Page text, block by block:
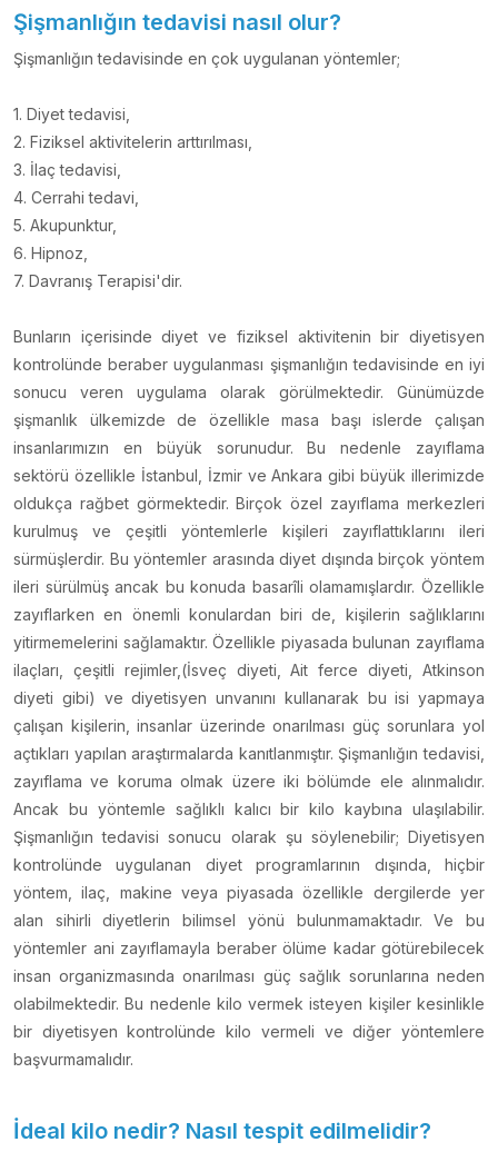
Şişmanlığın tedavisi nasıl olur?
Şişmanlığın tedavisinde en çok uygulanan yöntemler;
1. Diyet tedavisi,
2. Fiziksel aktivitelerin arttırılması,
3. İlaç tedavisi,
4. Cerrahi tedavi,
5. Akupunktur,
6. Hipnoz,
7. Davranış Terapisi'dir.
Bunların içerisinde diyet ve fiziksel aktivitenin bir diyetisyen
kontrolünde beraber uygulanması şişmanlığın tedavisinde en iyi
sonucu veren uygulama olarak görülmektedir. Günümüzde
şişmanlık ülkemizde de özellikle masa başı islerde çalışan
insanlarımızın en büyük sorunudur. Bu nedenle zayıflama
sektörü özellikle İstanbul, İzmir ve Ankara gibi büyük illerimizde
oldukça rağbet görmektedir. Birçok özel zayıflama merkezleri
kurulmuş ve çeşitli yöntemlerle kişileri zayıflattıklarını ileri
sürmüşlerdir. Bu yöntemler arasında diyet dışında birçok yöntem
ileri sürülmüş ancak bu konuda basarîli olamamışlardır. Özellikle
zayıflarken en önemli konulardan biri de, kişilerin sağlıklarını
yitirmemelerini sağlamaktır. Özellikle piyasada bulunan zayıflama
ilaçları, çeşitli rejimler,(İsveç diyeti, Ait ferce diyeti, Atkinson
diyeti gibi) ve diyetisyen unvanını kullanarak bu isi yapmaya
çalışan kişilerin, insanlar üzerinde onarılması güç sorunlara yol
açtıkları yapılan araştırmalarda kanıtlanmıştır. Şişmanlığın tedavisi,
zayıflama ve koruma olmak üzere iki bölümde ele alınmalıdır.
Ancak bu yöntemle sağlıklı kalıcı bir kilo kaybına ulaşılabilir.
Şişmanlığın tedavisi sonucu olarak şu söylenebilir; Diyetisyen
kontrolünde uygulanan diyet programlarının dışında, hiçbir
yöntem, ilaç, makine veya piyasada özellikle dergilerde yer
alan sihirli diyetlerin bilimsel yönü bulunmamaktadır. Ve bu
yöntemler ani zayıflamayla beraber ölüme kadar götürebilecek
insan organizmasında onarılması güç sağlık sorunlarına neden
olabilmektedir. Bu nedenle kilo vermek isteyen kişiler kesinlikle
bir diyetisyen kontrolünde kilo vermeli ve diğer yöntemlere
başvurmamalıdır.
İdeal kilo nedir? Nasıl tespit edilmelidir?